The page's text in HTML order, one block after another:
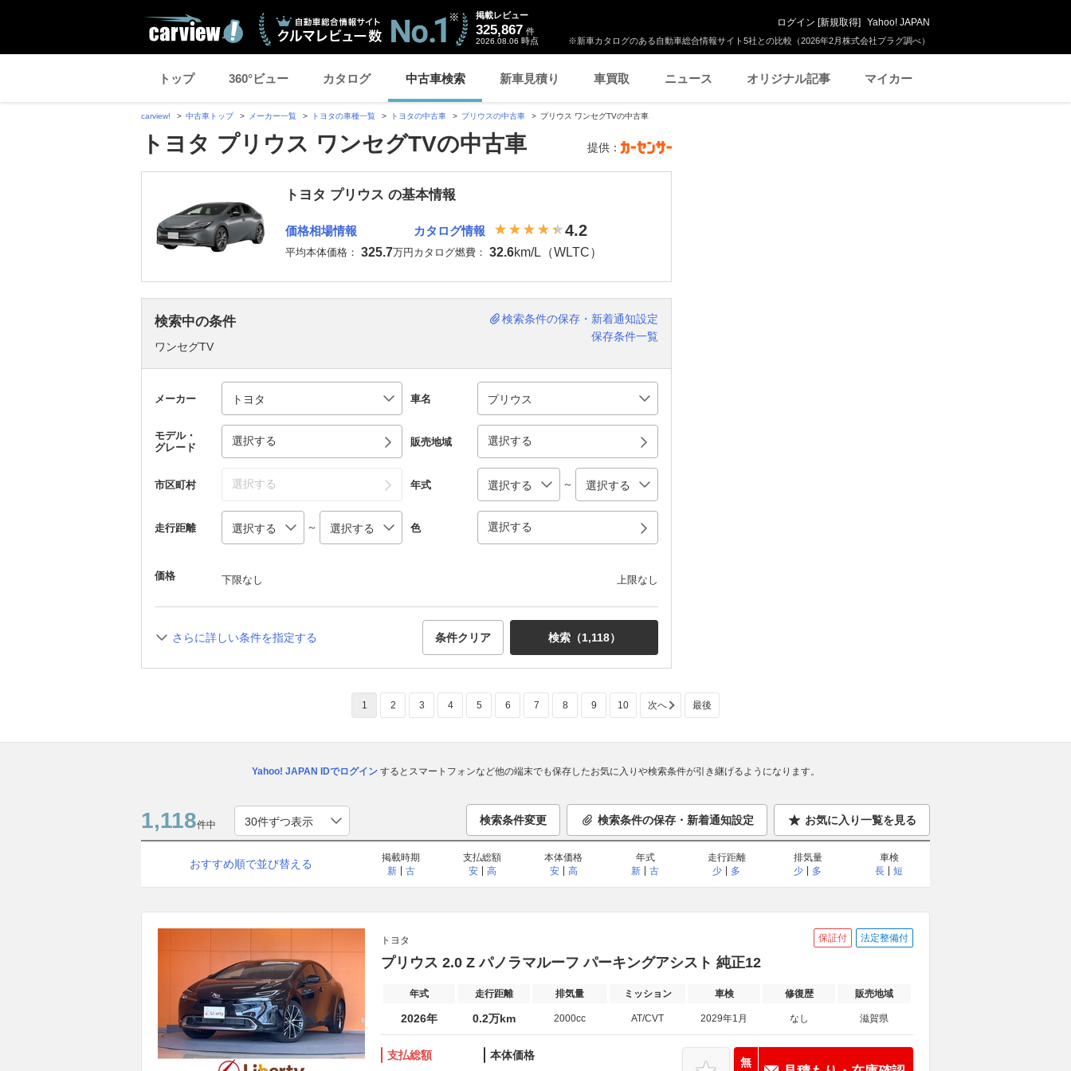
※新車カタログのある自動車総合情報サイト5社との比較（2026年2月株式会社プラグ調べ）
掲載レビュー
325,867 件
2026.08.06 時点
ログイン [新規取得] Yahoo! JAPAN
トップ 360°ビュー カタログ 中古車検索 新車見積り 車買取 ニュース オリジナル記事 マイカー
carview! 中古車トップ メーカー一覧 トヨタの車種一覧 トヨタの中古車 プリウスの中古車 プリウス ワンセグTVの中古車
トヨタ プリウス ワンセグTVの中古車 提供：
トヨタ プリウス の基本情報
価格相場情報
平均本体価格： 325.7万円
カタログ情報 4.2
カタログ燃費： 32.6km/L（WLTC）
検索中の条件
ワンセグTV
検索条件の保存・新着通知設定
保存条件一覧
メーカー 車名
モデル・
グレード
選択する 販売地域 選択する
市区町村 選択する 年式 ～
走行距離 ～ 色 選択する
価格 下限なし 上限なし
さらに詳しい条件を指定する 条件クリア 検索（1,118）
1 2 3 4 5 6 7 8 9 10 次へ 最後
Yahoo! JAPAN IDでログインするとスマートフォンなど他の端末でも保存したお気に入りや検索条件が引き継げるようになります。
1,118件中 検索条件変更 検索条件の保存・新着通知設定 お気に入り一覧を見る
おすすめ順で並び替える
掲載時期
新
古
支払総額
安
高
本体価格
安
高
年式
新
古
走行距離
少
多
排気量
少
多
車検
長
短
トヨタ 保証付 法定整備付
プリウス 2.0 Z パノラマルーフ パーキングアシスト 純正12
年式 走行距離 排気量 ミッション 車検 修復歴 販売地域
2026年 0.2万km 2000cc AT/CVT 2029年1月 なし 滋賀県
支払総額 本体価格
無